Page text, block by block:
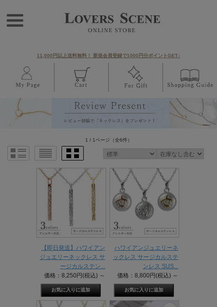
11,000円以上送料無料！ 新規会員登録で1000円分ポイントGET♪
1 / 1ページ （全6件）
【即日発送】ハワイアン
ジュエリーネックレス サ
ージカルステン...
価格：8,250円(税込) ～
ハワイアンジュエリーネ
ックレス サージカルステ
ンレス SUS...
価格：8,800円(税込) ～